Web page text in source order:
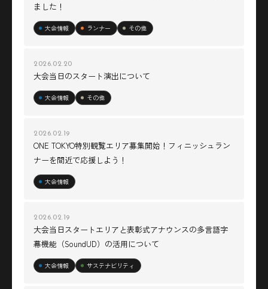
ました！
大会情報 ランナー その他
2026.02.20
大会当日のスタート演出について
大会情報 その他
2026.02.19
ONE TOKYO特別観覧エリア募集開始！フィニッシュラン
ナーを間近で応援しよう！
大会情報
2026.02.19
大会当日スタートエリアと表彰式アナウンスの多言語字
幕機能（SoundUD）の活用について
大会情報 サステナビリティ